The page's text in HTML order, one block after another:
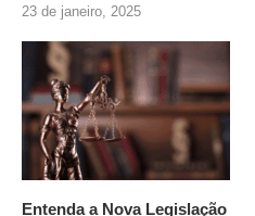
23 de janeiro, 2025
Entenda a Nova Legislação